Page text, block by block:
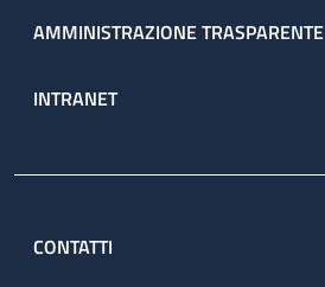
AMMINISTRAZIONE TRASPARENTE
INTRANET
CONTATTI